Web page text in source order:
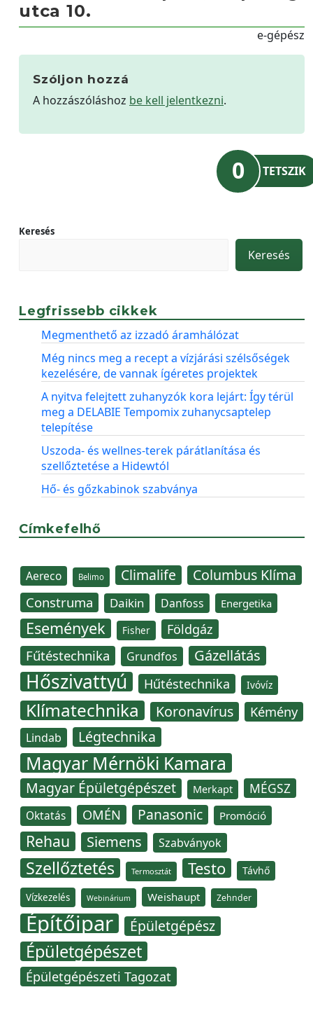
utca 10.
e-gépész
Szóljon hozzá
A hozzászóláshoz be kell jelentkezni.
0 TETSZIK
Keresés
Keresés
Legfrissebb cikkek
Megmenthető az izzadó áramhálózat
Még nincs meg a recept a vízjárási szélsőségek
kezelésére, de vannak ígéretes projektek
A nyitva felejtett zuhanyzók kora lejárt: Így térül
meg a DELABIE Tempomix zuhanycsaptelep
telepítése
Uszoda- és wellnes-terek párátlanítása és
szellőztetése a Hidewtól
Hő- és gőzkabinok szabványa
Címkefelhő
Aereco Belimo Climalife Columbus Klíma
Construma Daikin Danfoss Energetika
Események Fisher Földgáz
Fűtéstechnika Grundfos Gázellátás
Hőszivattyú Hűtéstechnika Ivóvíz
Klímatechnika Koronavírus Kémény
Lindab Légtechnika
Magyar Mérnöki Kamara
Magyar Épületgépészet Merkapt MÉGSZ
Oktatás OMÉN Panasonic Promóció
Rehau Siemens Szabványok
Szellőztetés Termosztát Testo Távhő
Vízkezelés Webinárium Weishaupt Zehnder
Építőipar Épületgépész
Épületgépészet
Épületgépészeti Tagozat